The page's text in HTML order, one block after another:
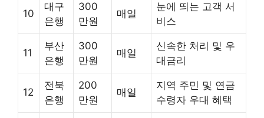
10
대구
은행
300
만원
매일
눈에 띄는 고객 서
비스
11
부산
은행
300
만원
매일
신속한 처리 및 우
대금리
12
전북
은행
200
만원
매일
지역 주민 및 연금
수령자 우대 혜택